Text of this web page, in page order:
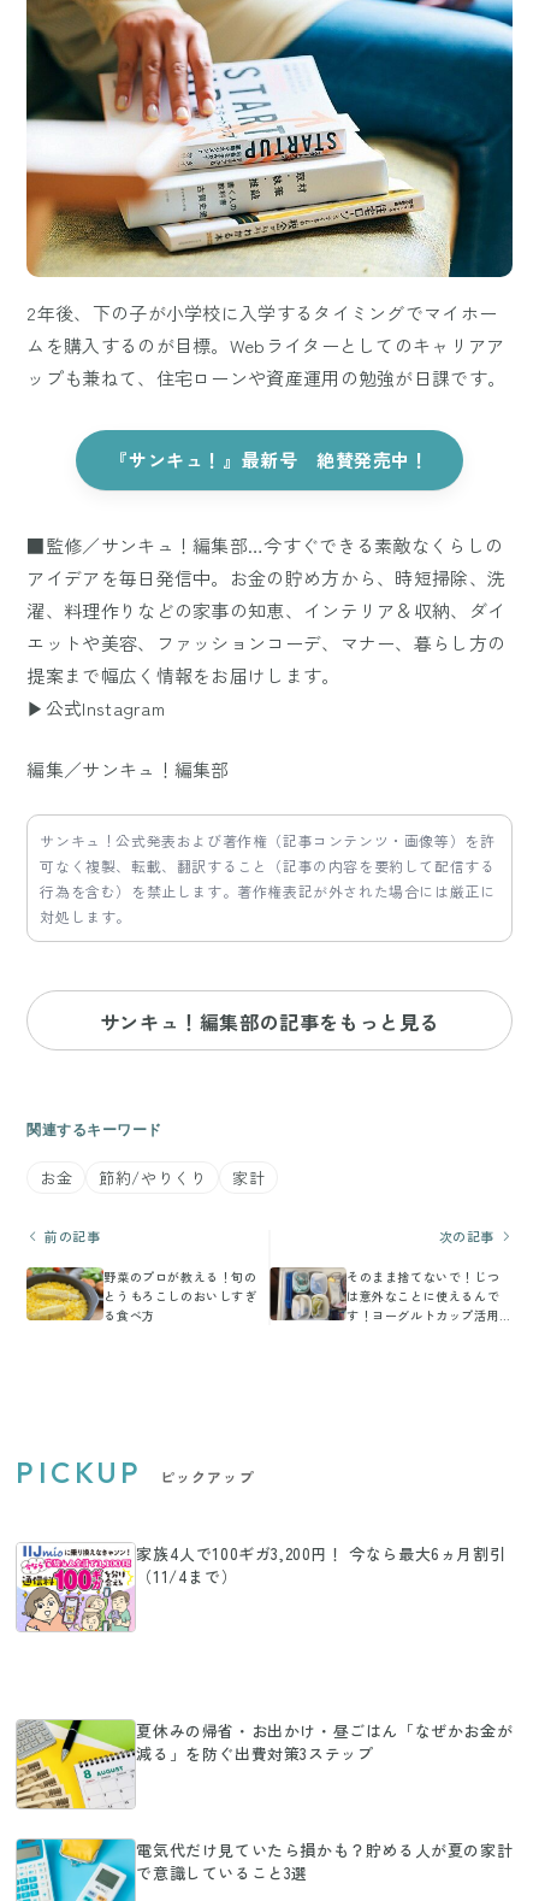
2年後、下の子が小学校に入学するタイミングでマイホー
ムを購入するのが目標。Webライターとしてのキャリアア
ップも兼ねて、住宅ローンや資産運用の勉強が日課です。
『サンキュ！』最新号 絶賛発売中！
■監修／サンキュ！編集部…今すぐできる素敵なくらしの
アイデアを毎日発信中。お金の貯め方から、時短掃除、洗
濯、料理作りなどの家事の知恵、インテリア＆収納、ダイ
エットや美容、ファッションコーデ、マナー、暮らし方の
提案まで幅広く情報をお届けします。
▶公式Instagram
編集／サンキュ！編集部
サンキュ！公式発表および著作権（記事コンテンツ・画像等）を許
可なく複製、転載、翻訳すること（記事の内容を要約して配信する
行為を含む）を禁止します。著作権表記が外された場合には厳正に
対処します。
サンキュ！編集部の記事をもっと見る
関連するキーワード
お金 節約/やりくり 家計
前の記事
野菜のプロが教える！旬の
とうもろこしのおいしすぎ
る食べ方
次の記事
そのまま捨てないで！じつ
は意外なことに使えるんで
す！ヨーグルトカップ活用
PICKUP ピックアップ
家族4人で100ギガ3,200円！ 今なら最大6ヵ月割引
（11/4まで）
夏休みの帰省・お出かけ・昼ごはん「なぜかお金が
減る」を防ぐ出費対策3ステップ
電気代だけ見ていたら損かも？貯める人が夏の家計
で意識していること3選